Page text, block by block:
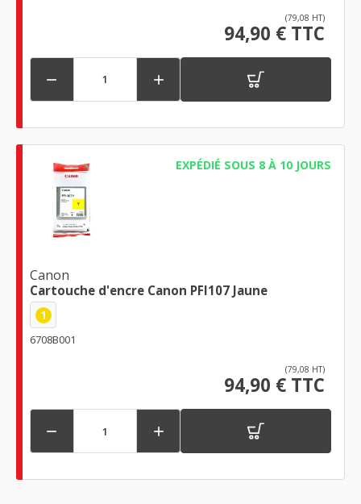
(79,08 HT)
94,90 € TTC
 
EXPÉDIÉ SOUS 8 À 10 JOURS
Canon
Cartouche d'encre Canon PFI107 Jaune
1
6708B001
(79,08 HT)
94,90 € TTC
 